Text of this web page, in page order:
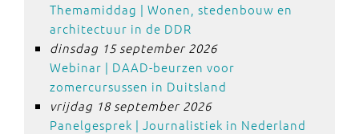
Themamiddag | Wonen, stedenbouw en
architectuur in de DDR
dinsdag 15 september 2026
Webinar | DAAD-beurzen voor
zomercursussen in Duitsland
vrijdag 18 september 2026
Panelgesprek | Journalistiek in Nederland